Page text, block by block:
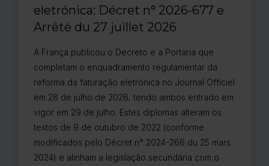
eletrónica: Décret n° 2026-677 e
Arrêté du 27 juillet 2026
A França publicou o Decreto e a Portaria que
completam o enquadramento regulamentar da
reforma da faturação eletrónica no Journal Officiel
em 28 de julho de 2026, tendo ambos entrado em
vigor em 29 de julho. Estes diplomas alteram os
textos de 9 de outubro de 2022 (conforme
modificados pelo Décret n° 2024-266 du 25 mars
2024) e alinham a legislação secundária com o